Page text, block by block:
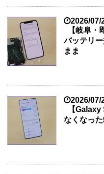
2026/07/
【岐阜
バッテリ
まま
2026/07/
【
なくなっ